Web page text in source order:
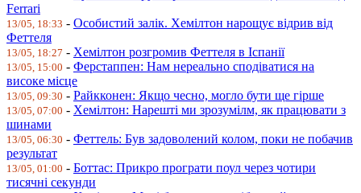
Ferrari
13/05, 18:33 - Особистий залік. Хемілтон нарощує відрив від
Феттеля
13/05, 18:27 - Хемілтон розгромив Феттеля в Іспанії
13/05, 15:00 - Ферстаппен: Нам нереально сподіватися на
високе місце
13/05, 09:30 - Райкконен: Якщо чесно, могло бути ще гірше
13/05, 07:00 - Хемілтон: Нарешті ми зрозумілм, як працювати з
шинами
13/05, 06:30 - Феттель: Був задоволений колом, поки не побачив
результат
13/05, 01:00 - Боттас: Прикро програти поул через чотири
тисячні секунди